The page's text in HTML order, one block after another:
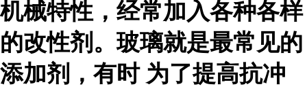
机械特性，经常加入各种各样
的改性剂。玻璃就是最常见的
添加剂，有时 为了提高抗冲